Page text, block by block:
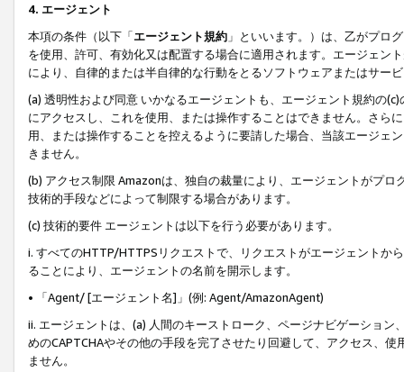
4. エージェント
本項の条件（以下「エージェント規約 」といいます。）は、乙がプロ
を使用、許可、有効化又は配置する場合に適用されます。エージェン
により、自律的または半自律的な行動をとるソフトウェアまたはサー
(a) 透明性および同意 いかなるエージェントも、エージェント規約の
にアクセスし、これを使用、または操作することはできません。さら
用、または操作することを控えるように要請した場合、当該エージェ
きません。
(b) アクセス制限 Amazonは、独自の裁量により、エージェントがプ
技術的手段などによって制限する場合があります。
(c) 技術的要件 エージェントは以下を行う必要があります。
i. すべてのHTTP/HTTPSリクエストで、リクエストがエージェントか
ることにより、エージェントの名前を開示します。
• 「Agent/ [エージェント名]」(例: Agent/AmazonAgent)
ii. エージェントは、(a) 人間のキーストローク、ページナビゲーショ
めのCAPTCHAやその他の手段を完了させたり回避して、アクセス、
ません。